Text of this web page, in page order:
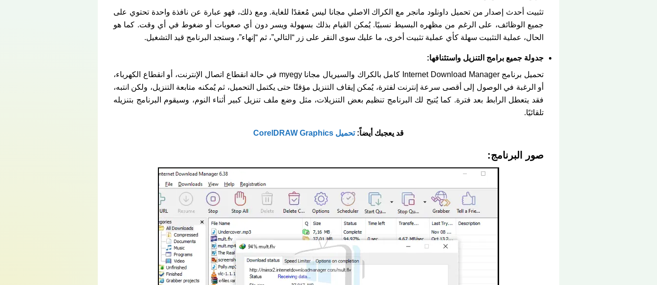
تثبيت أحدث إصدار من تحميل داونلود مانجر مع الكراك الاصلي مجانا ليس مُعقدًا للغاية. ومع ذلك، فهو عبارة عن نافذة واحدة تحتوي على
جميع الوظائف، على الرغم من مظهره البسيط نسبيًا. يُمكن القيام بذلك بسهولة ويسر دون أي صعوبات أو ضغوط في أي وقت. كما هو
الحال، عملية التثبيت سهلة كأي عملية تثبيت أخرى، ما عليك سوى النقر على زر “التالي”، ثم “إنهاء”، وستجد البرنامج قيد التشغيل.
جدولة جميع برامج التنزيل واستئنافها:
تحميل برنامج Internet Download Manager كامل بالكراك والسيريال مجانا myegy في حالة انقطاع اتصال الإنترنت، أو انقطاع الكهرباء،
أو الرغبة في الوصول إلى أقصى سرعة إنترنت لفترة، يُمكن إيقاف التنزيل مؤقتًا حتى يكتمل التحميل، ثم يُمكنه متابعة التنزيل، ولكن انتبه،
فقد يتعطل الرابط بعد فترة. كما يُتيح لك البرنامج تنظيم بعض التنزيلات، مثل وضع ملف تنزيل كبير أثناء النوم، وسيقوم البرنامج بتنزيله
تلقائيًا.
قد يعجبك أيضاً:تحميل CorelDRAW Graphics
صور البرنامج: